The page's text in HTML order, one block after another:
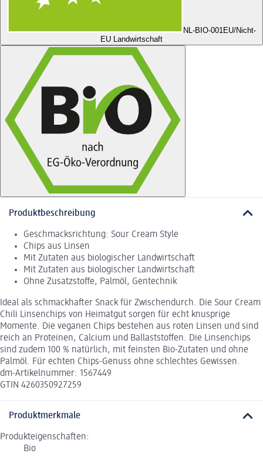
NL-BIO-001EU/Nicht-
EU Landwirtschaft
Produktbeschreibung
Geschmacksrichtung: Sour Cream Style
Chips aus Linsen
Mit Zutaten aus biologischer Landwirtschaft
Mit Zutaten aus biologischer Landwirtschaft
Ohne Zusatzstoffe, Palmöl, Gentechnik
Ideal als schmackhafter Snack für Zwischendurch. Die Sour Cream
Chili Linsenchips von Heimatgut sorgen für echt knusprige
Momente. Die veganen Chips bestehen aus roten Linsen und sind
reich an Proteinen, Calcium und Ballaststoffen. Die Linsenchips
sind zudem 100 % natürlich, mit feinsten Bio-Zutaten und ohne
Palmöl. Für echten Chips-Genuss ohne schlechtes Gewissen.
dm-Artikelnummer: 1567449
GTIN 4260350927259
Produktmerkmale
Produkteigenschaften:
Bio